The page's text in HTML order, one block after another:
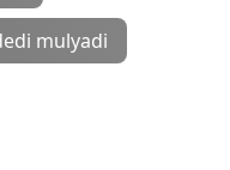
mulyadi